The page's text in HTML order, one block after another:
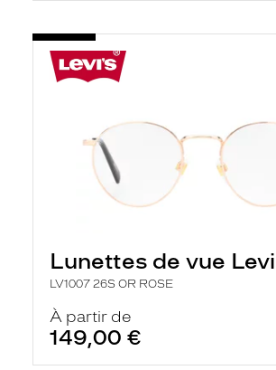
Lunettes de vue
LV1007 26S OR ROSE
À partir de
149,00 €